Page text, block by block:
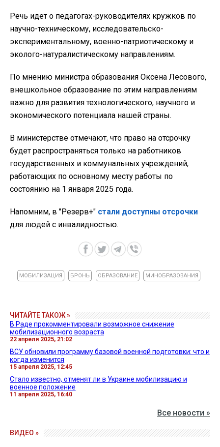
Речь идет о педагогах-руководителях кружков по
научно-техническому, исследовательско-
экспериментальному, военно-патриотическому и
эколого-натуралистическому направлениям.
По мнению министра образования Оксена Лесового,
внешкольное образование по этим направлениям
важно для развития технологического, научного и
экономического потенциала нашей страны.
В министерстве отмечают, что право на отсрочку
будет распространяться только на работников
государственных и коммунальных учреждений,
работающих по основному месту работы по
состоянию на 1 января 2025 года.
Напомним, в "Резерв+" стали доступны отсрочки
для людей с инвалидностью.
МОБИЛИЗАЦИЯ БРОНЬ ОБРАЗОВАНИЕ МИНОБРАЗОВАНИЯ
ЧИТАЙТЕ ТАКОЖ »
В Раде прокомментировали возможное снижение
мобилизационного возраста
22 апреля 2025, 21:02
ВСУ обновили программу базовой военной подготовки: что и
когда изменится
15 апреля 2025, 12:45
Стало известно, отменят ли в Украине мобилизацию и
военное положение
11 апреля 2025, 16:40
Все новости »
ВИДЕО »